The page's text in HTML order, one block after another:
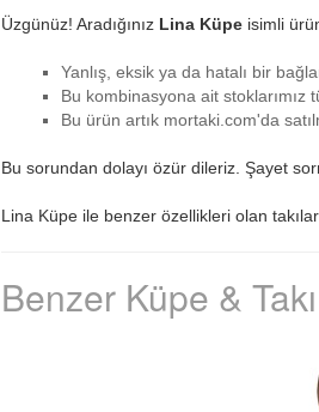
Üzgünüz! Aradığınız Lina Küpe isimli
Yanlış, eksik ya da hatalı bir
Bu kombinasyona ait stoklarımız
Bu ürün artık mortaki.com'da
Bu sorundan dolayı özür dileriz. Şayet
Lina Küpe ile benzer özellikleri olan
Benzer Küpe &